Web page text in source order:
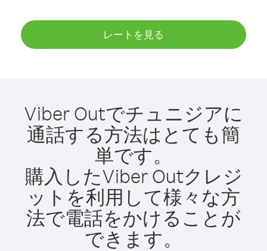
レートを見る
Viber Outでチュニジアに
通話する方法はとても簡
単です。
購入したViber Outクレジ
ットを利用して様々な方
法で電話をかけることが
できます。